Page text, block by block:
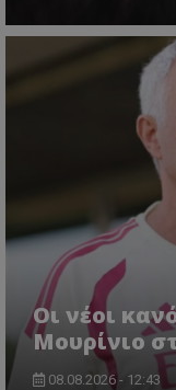
Οι νέοι
Μουρίνιο
08.08.2026 - 12:43